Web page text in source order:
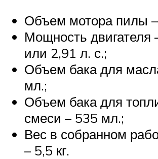
Объем мотора пилы
Мощность двигателя
или 2,91 л. с.;
Объем бака для
мл.;
Объем бака для
смеси – 535 мл.;
Вес в собранном
– 5,5 кг.